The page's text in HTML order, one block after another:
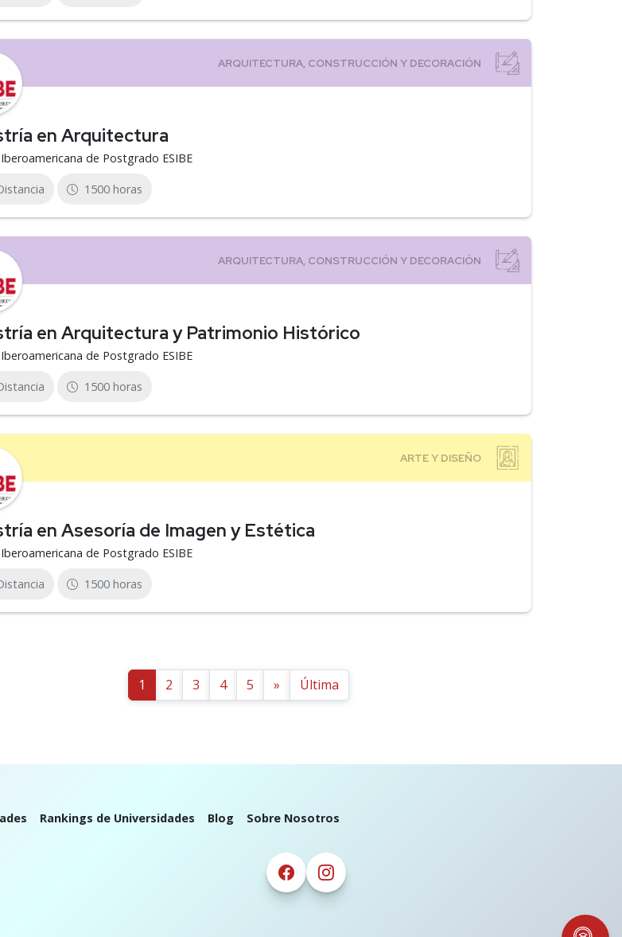
en Arquitectura
Iberoamericana de Postgrado ESIBE
1500 horas
en Arquitectura y Patrimonio Histórico
Iberoamericana de Postgrado ESIBE
1500 horas
en Asesoría de Imagen y Estética
Iberoamericana de Postgrado ESIBE
1500 horas
1 2 3 4 5 » Última
Rankings de Universidades Blog Sobre Nosotros